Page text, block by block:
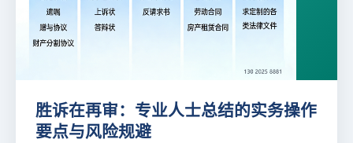
胜诉在再审：专业人士总结的实务操作
要点与风险规避